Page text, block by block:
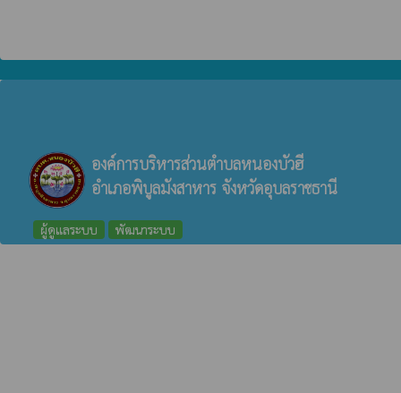
องค์การบริหารส่วนตำบลหนองบัวฮี
อำเภอพิบูลมังสาหาร จังหวัดอุบลราชธานี
ผู้ดูแลระบบ พัฒนาระบบ